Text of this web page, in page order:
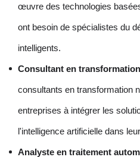
œuvre des technologies
ont besoin de spécialistes du
intelligents.
Consultant en
consultants en transformation
entreprises à intégrer les
l'intelligence artificielle dans
Analyste en traitement